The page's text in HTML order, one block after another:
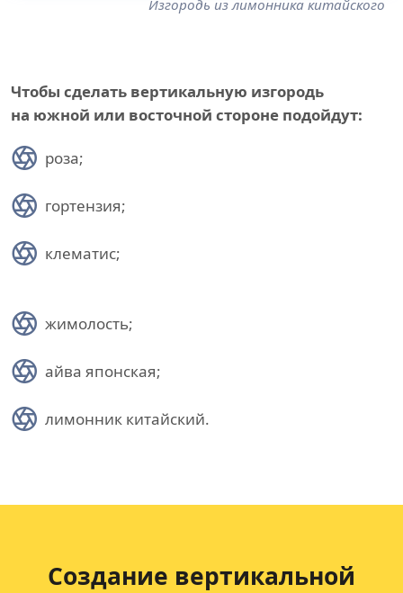
Изгородь из лимонника китайского
Чтобы сделать вертикальную изгородь
на южной или восточной стороне подойдут:
роза;
гортензия;
клематис;
жимолость;
айва японская;
лимонник китайский.
Создание вертикальной